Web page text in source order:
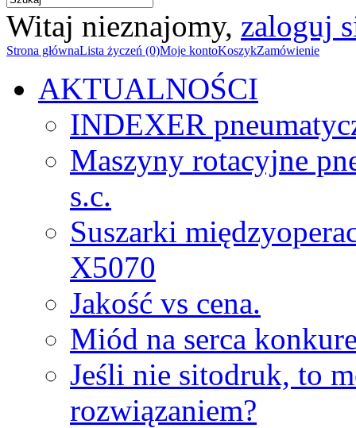
Witaj nieznajomy, zaloguj
Strona głównaLista życzeń (0)Moje kontoKoszykZamówienie
AKTUALNOŚCI
INDEXER
Maszyny rotacyjne
s.c.
Suszarki
X5070
Jakość vs cena.
Miód na serca
Jeśli nie sitodruk, to
rozwiązaniem?